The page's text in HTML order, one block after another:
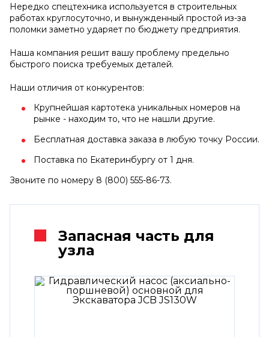
Нередко спецтехника используется в строительных
работах круглосуточно, и вынужденный простой из-за
поломки заметно ударяет по бюджету предприятия.
Наша компания решит вашу проблему предельно
быстрого поиска требуемых деталей.
Наши отличия от конкурентов:
Крупнейшая картотека уникальных номеров на
рынке - находим то, что не нашли другие.
Бесплатная доставка заказа в любую точку России.
Поставка по Екатеринбургу от 1 дня.
Звоните по номеру 8 (800) 555-86-73.
Запасная часть для
узла